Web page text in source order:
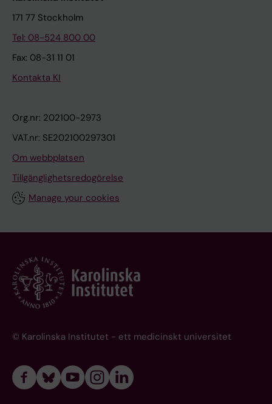
171 77 Stockholm
Tel: 08-524 800 00
Fax: 08-31 11 01
Kontakta KI
Org.nr: 202100-2973
VAT.nr: SE202100297301
Om webbplatsen
Tillgänglighetsredogörelse
Manage your cookies
© Karolinska Institutet - ett medicinskt universitet